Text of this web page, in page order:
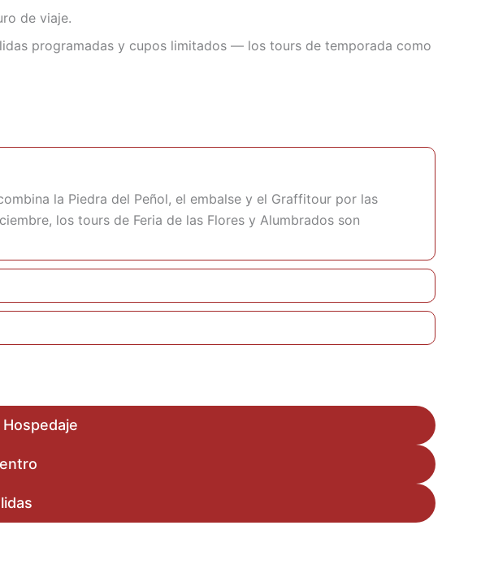
de viaje.
programadas y cupos limitados — los tours de temporada como
la Piedra del Peñol, el embalse y el Graffitour por las
los tours de Feria de las Flores y Alumbrados son